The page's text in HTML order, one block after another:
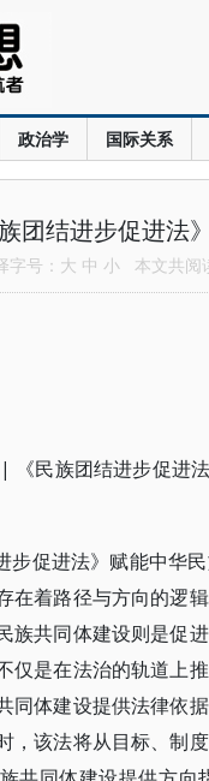
政治学 国际关系
团结进步促进法
字号： 大 中 小 本文共阅
| 《民族团结进步促进
步促进法》赋能中华
在着路径与方向的逻
族共同体建设则是促
仅是在法治的轨道上
同体建设提供法律依
，该法将从目标、制